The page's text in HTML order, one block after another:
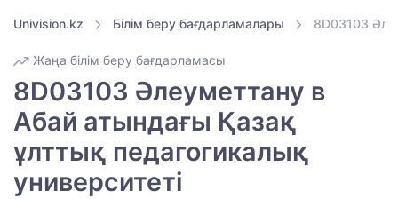
Univision.kz Білім беру бағдарламалары 8D03103
Жаңа білім беру бағдарламасы
8D03103 Әлеуметтану в
Абай атындағы Қазақ
ұлттық педагогикалық
университеті